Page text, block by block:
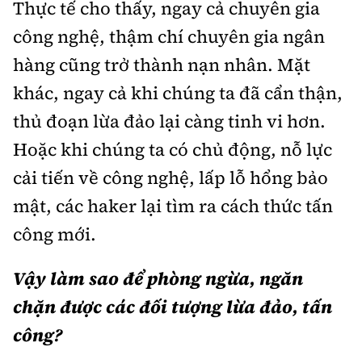
Thực tế cho thấy, ngay cả chuyên gia
công nghệ, thậm chí chuyên gia ngân
hàng cũng trở thành nạn nhân. Mặt
khác, ngay cả khi chúng ta đã cẩn thận,
thủ đoạn lừa đảo lại càng tinh vi hơn.
Hoặc khi chúng ta có chủ động, nỗ lực
cải tiến về công nghệ, lấp lỗ hổng bảo
mật, các haker lại tìm ra cách thức tấn
công mới.
Vậy làm sao để phòng ngừa, ngăn
chặn được các đối tượng lừa đảo, tấn
công?